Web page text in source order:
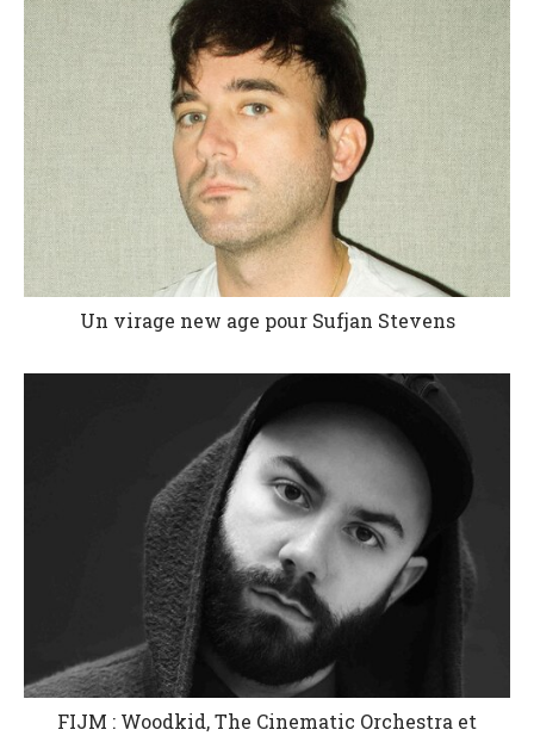
Un virage new age pour Sufjan Stevens
FIJM : Woodkid, The Cinematic Orchestra et